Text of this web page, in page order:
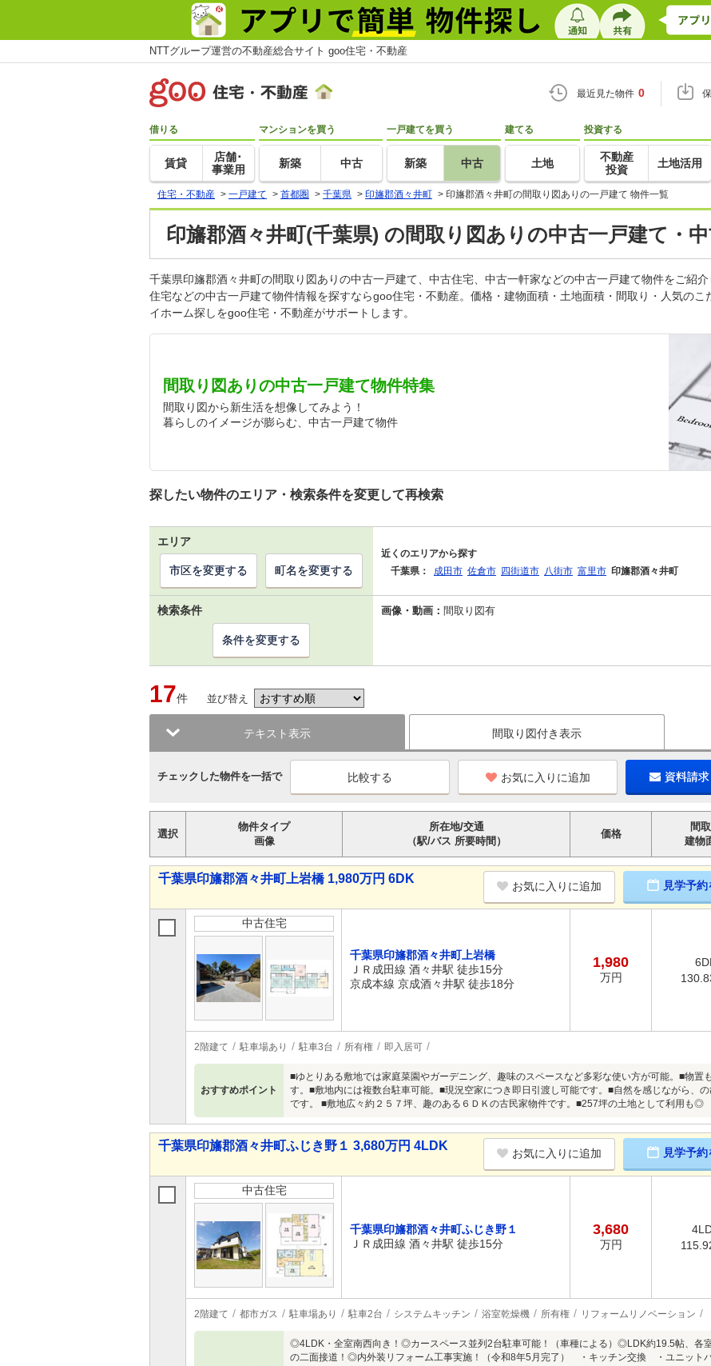
NTTグループ運営の不動産総合サイト goo住宅・不動産
最近見た物件 0
借りる
賃貸
店舗･
事業用
マンションを買う
新築 中古
一戸建てを買う
新築 中古
建てる
土地
投資する
不動産
投資
土地活用
住宅・不動産 > 一戸建て > 首都圏 > 千葉県 > 印旛郡酒々井町 > 印旛郡酒々井町の間取り図ありの一戸建て 物件一覧
印旛郡酒々井町(千葉県) の間取り図ありの中古一戸建て・
千葉県印旛郡酒々井町の間取り図ありの中古一戸建て、中古住宅、中古一軒家などの中古一戸建て物件をご紹
住宅などの中古一戸建て物件情報を探すならgoo住宅・不動産。価格・建物面積・土地面積・間取り・人気の
イホーム探しをgoo住宅・不動産がサポートします。
間取り図ありの中古一戸建て物件特集
間取り図から新生活を想像してみよう！
暮らしのイメージが膨らむ、中古一戸建て物件
探したい物件のエリア・検索条件を変更して再検索
エリア
近くのエリアから探す
千葉県：
成田市 佐倉市 四街道市 八街市 富里市 印旛郡酒々井町
市区を変更する 町名を変更する
検索条件 画像・動画： 間取り図有
条件を変更する
17件 並び替え
テキスト表示 間取り図付き表示
チェックした物件を一括で お気に入りに追加 資料請
選択
物件タイプ
画像
所在地/交通
（駅/バス 所要時間）
価格
間
建物
千葉県印旛郡酒々井町上岩橋 1,980万円 6DK
お気に入りに追加 見学予約
中古住宅
千葉県印旛郡酒々井町上岩橋
ＪＲ成田線 酒々井駅 徒歩15分
京成本線 京成酒々井駅 徒歩18分
1,980
万円
2階建て 駐車場あり 駐車3台 所有権 即入居可
おすすめポイント
■ゆとりある敷地では家庭菜園やガーデニング、趣味のスペースなど多彩な使い方が可能。■物置
す。■敷地内には複数台駐車可能。■現況空家につき即日引渡し可能です。■自然を感じながら、
です。 ■敷地広々約２５７坪、趣のある６ＤＫの古民家物件です。■257坪の土地として利用も◎
千葉県印旛郡酒々井町ふじき野１ 3,680万円 4LDK
お気に入りに追加 見学予約
中古住宅
千葉県印旛郡酒々井町ふじき野１
ＪＲ成田線 酒々井駅 徒歩15分
3,680
万円
2階建て 都市ガス 駐車場あり 駐車2台 システムキッチン 浴室乾燥機 所有権 リフォームリノベーション
◎4LDK・全室南西向き！◎カースペース並列2台駐車可能！（車種による）◎LDK約19.5帖、各
の二面接道！◎内外装リフォーム工事実施！（令和8年5月完了） ・キッチン交換 ・ユニッ